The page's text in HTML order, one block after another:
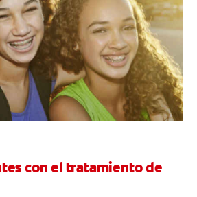
PARA PROFESIONALES
PROMOCIONES
GT (ES)
SUSCRÍBASE
con el tratamiento de